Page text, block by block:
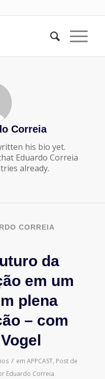
Correia
his bio yet.
Eduardo Correia
already.
CORREIA
da
em um
plena
– com
/ em APPCAST, Post de
Eduardo Correia